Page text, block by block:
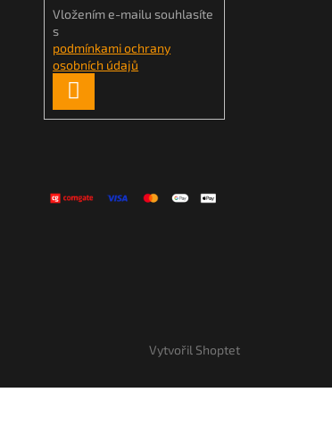
Vložením e-mailu souhlasíte
s
podmínkami ochrany
osobních údajů
SE
Vytvořil Shoptet